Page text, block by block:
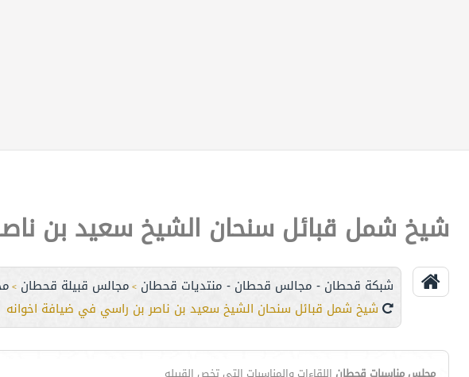
شيخ شمل قبائل سنحان الشيخ سعيد بن
شبكة قحطان - مجالس قحطان - منتديات قحطان > مجالس قبيلة قحطان >
شيخ شمل قبائل سنحان الشيخ سعيد بن ناصر بن راسي في ضيافة اخوانه